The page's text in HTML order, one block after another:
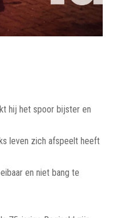
hij het spoor bijster en
leven zich afspeelt heeft
en niet bang te